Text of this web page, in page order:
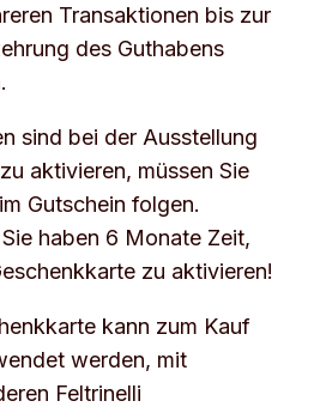
Transaktionen bis zur
des Guthabens
sind bei der Ausstellung
aktivieren, müssen Sie
Gutschein folgen.
haben 6 Monate Zeit,
zu aktivieren!
kann zum Kauf
werden, mit
Feltrinelli